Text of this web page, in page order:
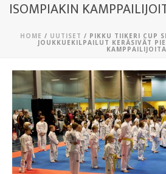
ISOMPIAKIN
HOME / UUTISET / PIKKU TIIKERI CUP
JOUKKUEKILPAILUT KERÄSIVÄT
KAMPPAILIJOITA